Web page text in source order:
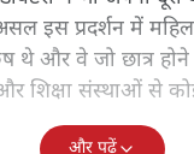
इस प्रदर्शन में
थे और वे जो छात्र
शिक्षा संस्थाओं से
और पढ़ें